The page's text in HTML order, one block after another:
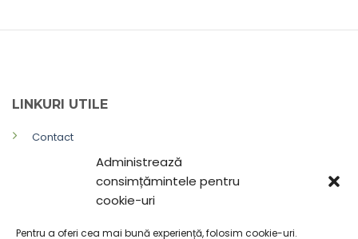
Administrează
consimțămintele pentru
cookie-uri
Pentru a oferi cea mai bună experiență, folosim cookie-uri.
LINKURI UTILE
Contact
Politica de confidențialitate
Termeni și Condiții
Politica de livrare și retur